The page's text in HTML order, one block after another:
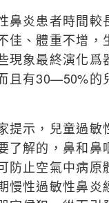
炎患者時間較
佳、體重不增，
現象最終演化爲
且有30—50%的
示，兒童過敏
了解的，鼻和鼻
防止空氣中病原
慢性過敏性鼻炎